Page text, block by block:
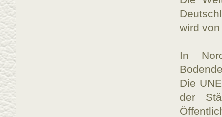
wird
In
Die
der